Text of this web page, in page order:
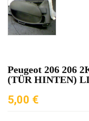
Peugeot 206 206
(TÜR HINTEN)
5,00 €